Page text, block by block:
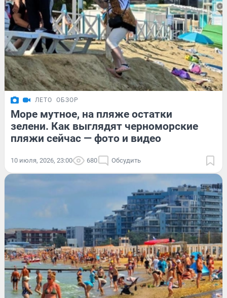
ЛЕТО ОБЗОР
Море мутное, на пляже остатки
зелени. Как выглядят черноморские
пляжи сейчас — фото и видео
10 июля, 2026, 23:00 680 Обсудить